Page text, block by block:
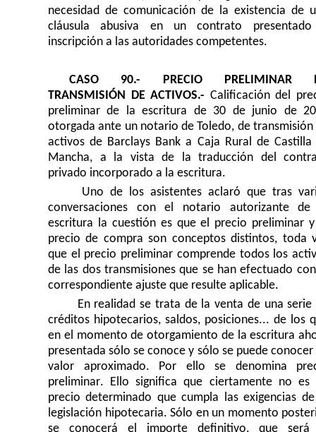
necesidad de comunicación de la existencia de
cláusula abusiva en un contrato
inscripción a las autoridades competentes.
CASO 90.- PRECIO PRELIMINAR
TRANSMISIÓN DE ACTIVOS.- Calificación del
preliminar de la escritura de 30 de junio de
otorgada ante un notario de Toledo, de transmisión
activos de Barclays Bank a Caja Rural de Castilla
Mancha, a la vista de la traducción del
privado incorporado a la escritura.
Uno de los asistentes aclaró que tras
conversaciones con el notario autorizante
escritura la cuestión es que el precio preliminar
precio de compra son conceptos distintos, toda
que el precio preliminar comprende todos los
de las dos transmisiones que se han efectuado
correspondiente ajuste que resulte aplicable.
En realidad se trata de la venta de una serie
créditos hipotecarios, saldos, posiciones... de los
en el momento de otorgamiento de la escritura
presentada sólo se conoce y sólo se puede conocer
valor aproximado. Por ello se denomina
preliminar. Ello significa que ciertamente no es
precio determinado que cumpla las exigencias
legislación hipotecaria. Sólo en un momento
se conocerá el importe definitivo, que será